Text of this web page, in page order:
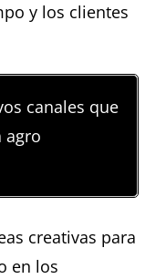
y los clientes
canales que
agro
creativas para
en los